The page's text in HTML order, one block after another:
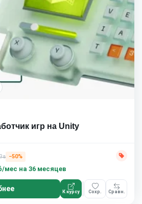
игр на Unity
ƃ
−50%
мес на 36 месяцев
К курсу Сохр. Сравн.